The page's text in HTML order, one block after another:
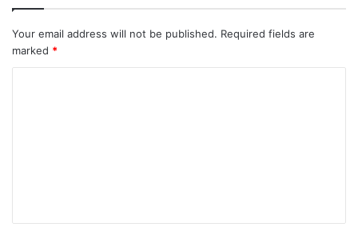
Your email address will not be published. Required fields are
marked *
t